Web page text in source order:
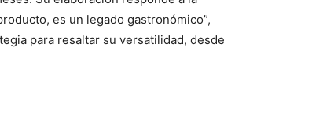
es un legado gastronómico”,
para resaltar su versatilidad, desde